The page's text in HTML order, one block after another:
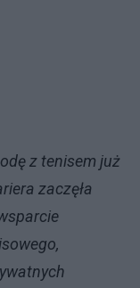
z tenisem już
zaczęła